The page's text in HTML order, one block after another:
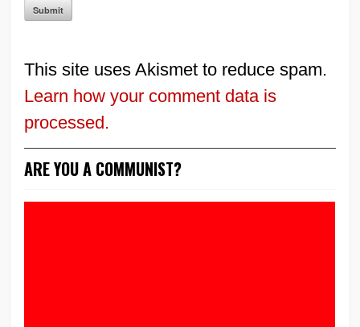
This site uses Akismet to reduce spam.
Learn how your comment data is
processed.
ARE YOU A COMMUNIST?